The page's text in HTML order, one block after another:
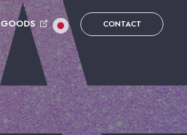
GOODS CONTACT